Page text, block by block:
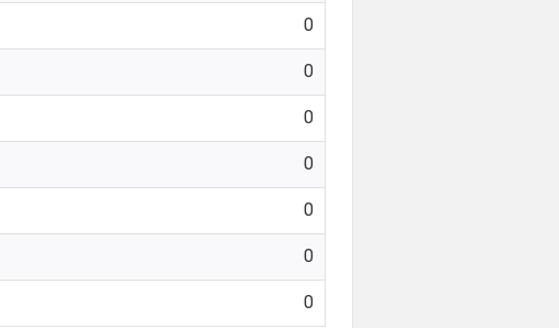
0
0
0
0
0
0
0